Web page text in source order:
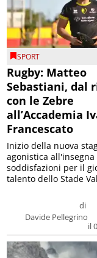
SPORT
Rugby: Matteo
Sebastiani, dal
con le Zebre
all’Accademia
Francescato
di
Davide Pellegrino
il
Inizio della nuova
agonistica
soddisfazioni per il
talento dello Stade